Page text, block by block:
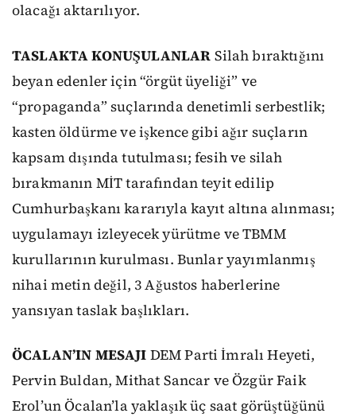
olacağı aktarılıyor.
TASLAKTA KONUŞULANLAR Silah bıraktığını
beyan edenler için “örgüt üyeliği” ve
“propaganda” suçlarında denetimli serbestlik;
kasten öldürme ve işkence gibi ağır suçların
kapsam dışında tutulması; fesih ve silah
bırakmanın MİT tarafından teyit edilip
Cumhurbaşkanı kararıyla kayıt altına alınması;
uygulamayı izleyecek yürütme ve TBMM
kurullarının kurulması. Bunlar yayımlanmış
nihai metin değil, 3 Ağustos haberlerine
yansıyan taslak başlıkları.
ÖCALAN’IN MESAJI DEM Parti İmralı Heyeti,
Pervin Buldan, Mithat Sancar ve Özgür Faik
Erol’un Öcalan’la yaklaşık üç saat görüştüğünü